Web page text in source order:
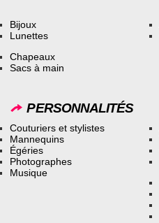
Bijoux
Lunettes
Chapeaux
Sacs à main
PERSONNALITÉS
Couturiers et stylistes
Mannequins
Égéries
Photographes
Musique